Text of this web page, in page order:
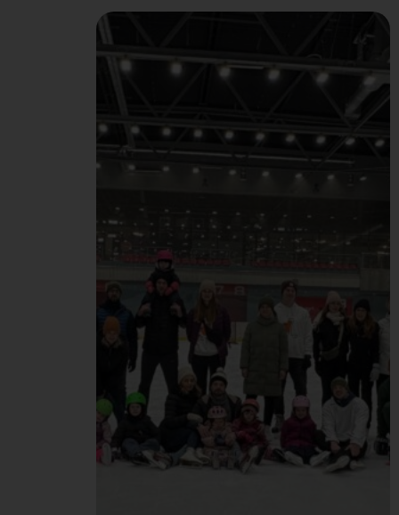
služieb v Bratislave včera
strávilo inšpiratívny Deň s
Pelikánom. Maturanti
spoznali firmu Pelikán
bližšie – zoznámili sa s jej
príbehom od vzniku až po
súčasnosť, dozvedeli sa
viac o našich hodnotách,
firemnej kultúre a
výhodách práce u nás.
Zistili tiež, čím žijú naši
zamestnanci nielen…